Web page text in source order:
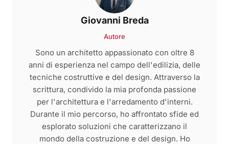
Giovanni Breda
Autore
Sono un architetto appassionato con oltre 8
anni di esperienza nel campo dell'edilizia, delle
tecniche costruttive e del design. Attraverso la
scrittura, condivido la mia profonda passione
per l'architettura e l'arredamento d'interni.
Durante il mio percorso, ho affrontato sfide ed
esplorato soluzioni che caratterizzano il
mondo della costruzione e del design. Ho